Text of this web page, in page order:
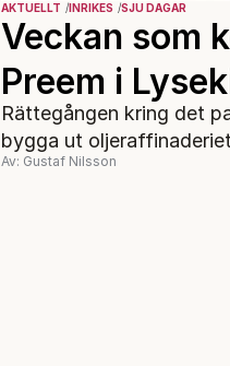
AKTUELLT INRIKES SJU DAGAR
Veckan som
Preem i
Rättegången kring det
bygga ut
Av: Gustaf Nilsson